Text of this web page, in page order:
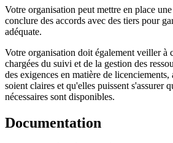
Votre organisation peut mettre en place
conclure des accords avec des tiers pour
adéquate.
Votre organisation doit également veiller à
chargées du suivi et de la gestion des
des exigences en matière de licenciements,
soient claires et qu'elles puissent s'assurer
nécessaires sont disponibles.
Documentation